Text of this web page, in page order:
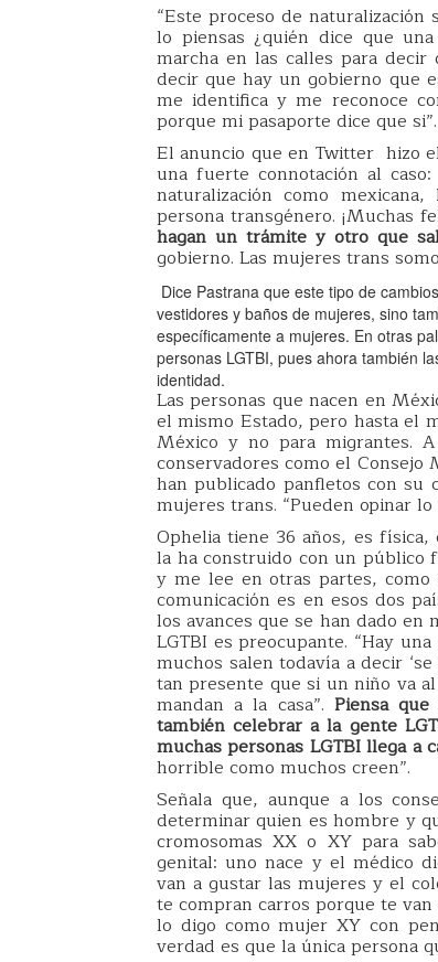
“Este proceso de
lo piensas ¿quién dice que
marcha en las calles para
decir que hay un gobierno que
me identifica y me reconoce
porque mi pasaporte dice que si”.
El anuncio que en Twitter hizo
una fuerte connotación al
naturalización como
persona transgénero. ¡Muchas
hagan un trámite y otro que
gobierno. Las mujeres trans
Dice Pastrana que este tipo de
vestidores y baños de mujeres, sino
específicamente a mujeres. En otras
personas LGTBI, pues ahora también
identidad.
Las personas que nacen en
el mismo Estado, pero hasta el
México y no para migrantes.
conservadores como el
han publicado panfletos con su
mujeres trans. “Pueden opinar
Ophelia tiene 36 años, es
la ha construido con un público
y me lee en otras partes,
comunicación es en esos dos
los avances que se han dado en
LGTBI es preocupante. “Hay
muchos salen todavía a decir
tan presente que si un niño va
mandan a la casa”. Piensa
también celebrar a la gente
muchas personas LGTBI llega a
horrible como muchos creen”.
Señala que, aunque a los
determinar quien es hombre y
cromosomas XX o XY para
genital: uno nace y el médico
van a gustar las mujeres y el
te compran carros porque te
lo digo como mujer XY con
verdad es que la única persona